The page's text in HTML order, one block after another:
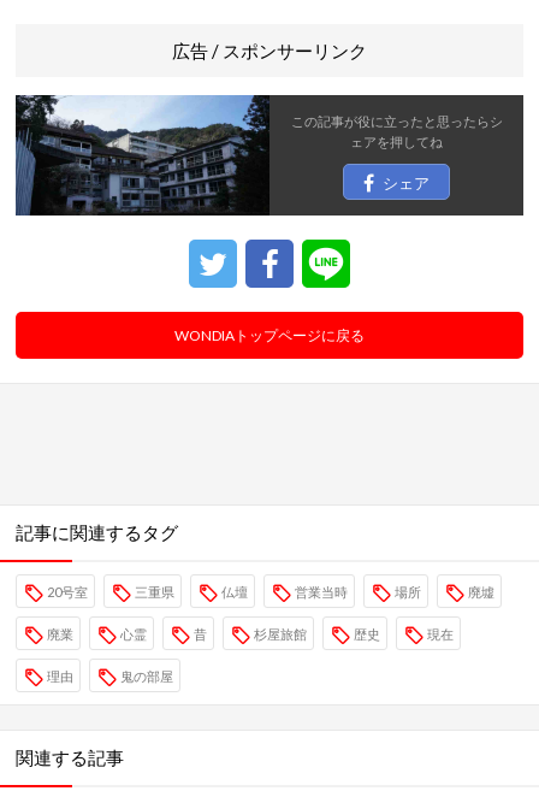
広告 / スポンサーリンク
この記事が役に立ったと思ったらシ
ェアを押してね
シェア
WONDIAトップページに戻る
記事に関連するタグ
20号室 三重県 仏壇 営業当時 場所 廃墟
廃業 心霊 昔 杉屋旅館 歴史 現在
理由 鬼の部屋
関連する記事